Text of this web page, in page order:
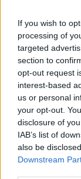
If you wish to
processing of
targeted
section to
opt-out request
interest-based
us or personal
your opt-out.
disclosure of
IAB’s list of
also be
Downstream
Ακολουθήστε
μάθετε πρώτοι
TAGS: ΚΑΙΡΟΣ
ΚΛΕΑΡΧΟΣ